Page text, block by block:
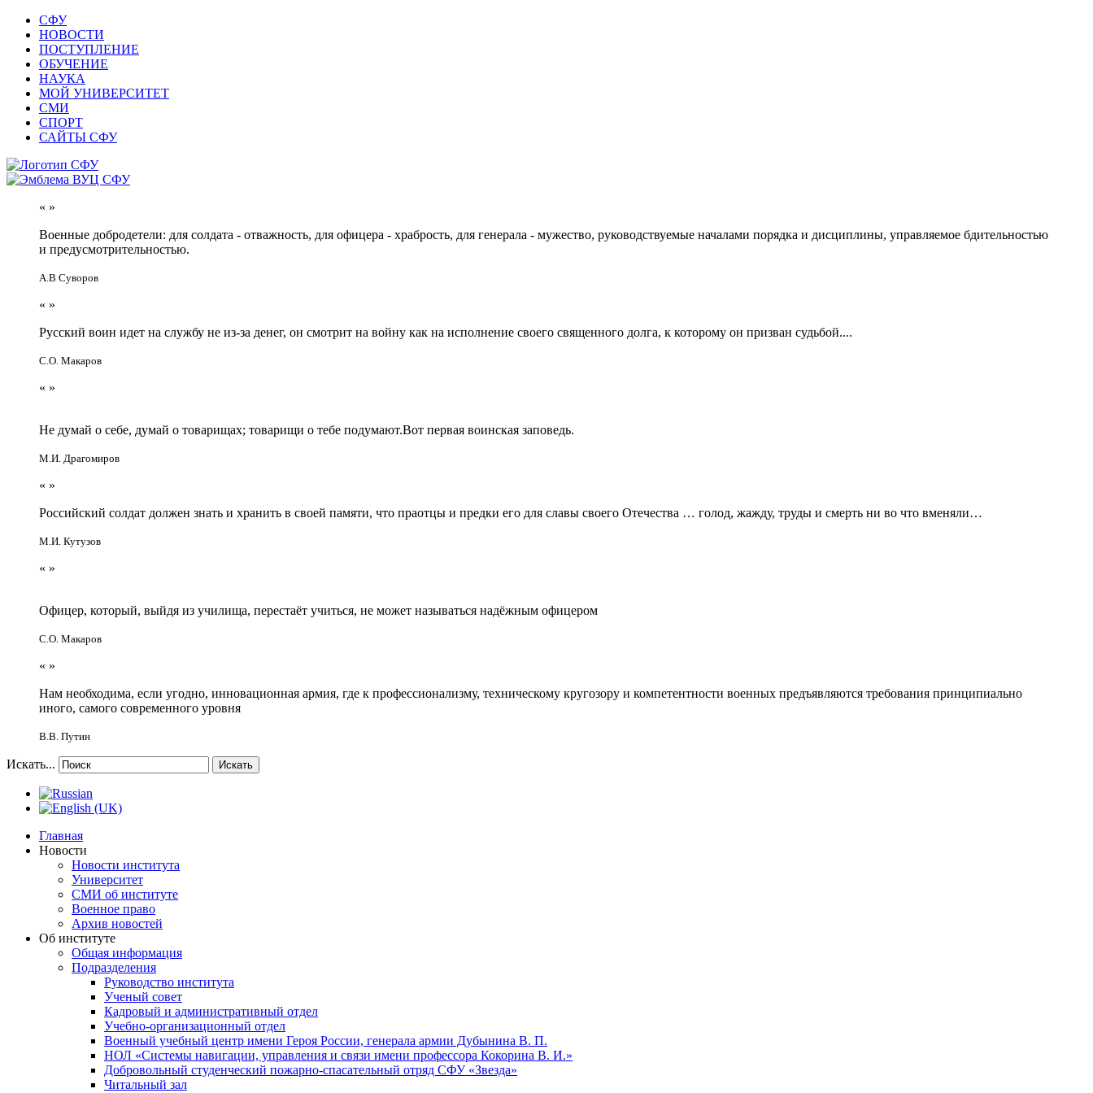
СФУ
НОВОСТИ
ПОСТУПЛЕНИЕ
ОБУЧЕНИЕ
НАУКА
МОЙ УНИВЕРСИТЕТ
СМИ
СПОРТ
САЙТЫ СФУ
« »
Военные добродетели: для солдата - отважность, для офицера - храбрость, для генерала - мужество, руководствуемые началами порядка и дисциплины, управляемое бдительностью
и предусмотрительностью.
А.В Суворов
« »
Русский воин идет на службу не из-за денег, он смотрит на войну как на исполнение своего священного долга, к которому он призван судьбой....
С.О. Макаров
« »
Не думай о себе, думай о товарищах; товарищи о тебе подумают.Вот первая воинская заповедь.
М.И. Драгомиров
« »
Российский солдат должен знать и хранить в своей памяти, что праотцы и предки его для славы своего Отечества … голод, жажду, труды и смерть ни во что вменяли…
М.И. Кутузов
« »
Офицер, который, выйдя из училища, перестаёт учиться, не может называться надёжным офицером
С.О. Макаров
« »
Нам необходима, если угодно, инновационная армия, где к профессионализму, техническому кругозору и компетентности военных предъявляются требования принципиально
иного, самого современного уровня
В.В. Путин
Искать... Искать
Главная
Новости
Новости института
Университет
СМИ об институте
Военное право
Архив новостей
Об институте
Общая информация
Подразделения
Руководство института
Ученый совет
Кадровый и административный отдел
Учебно-организационный отдел
Военный учебный центр имени Героя России, генерала армии Дубынина В. П.
НОЛ «Системы навигации, управления и связи имени профессора Кокорина В. И.»
Добровольный студенческий пожарно-спасательный отряд СФУ «Звезда»
Читальный зал